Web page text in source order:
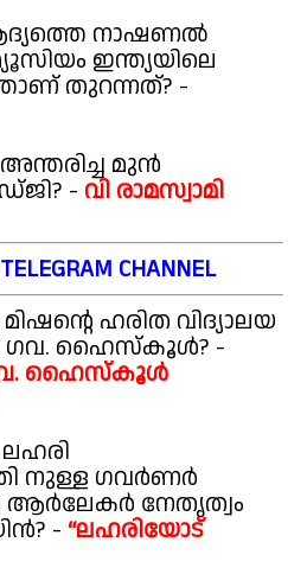
നാഷണൽ
ഇന്ത്യയിലെ
തുറന്നത്? -
അന്തരിച്ച മുൻ
- വി രാമസ്വാമി
CHANNEL
ഹരിത വിദ്യാലയ
ഗവ. ഹൈസ്കൂൾ? -
ഹൈസ്കൂൾ
നുള്ള ഗവർണർ
ആർലേകർ നേതൃത്വം
- “ലഹരിയോട്